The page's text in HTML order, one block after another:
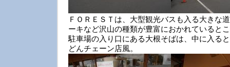
ＦＯＲＥＳＴは、大型観光バスも入る大きな
ーキなど沢山の種類が豊富におかれていると
駐車場の入り口にある大根そばは、中に入る
どんチェーン店風。